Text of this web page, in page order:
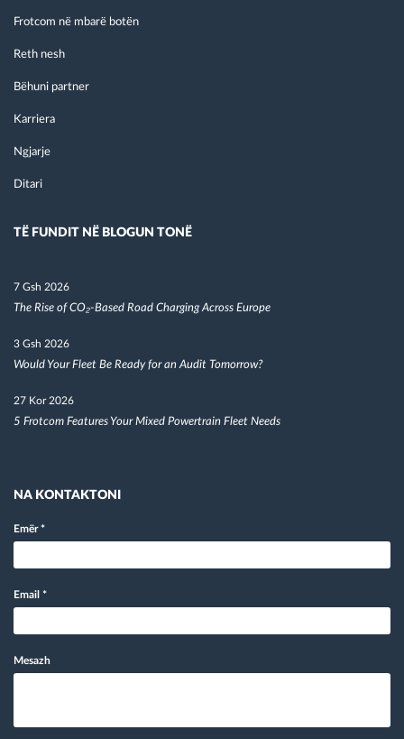
Frotcom në mbarë botën
Reth nesh
Bëhuni partner
Karriera
Ngjarje
Ditari
TË FUNDIT NË BLOGUN TONË
7 Gsh 2026
The Rise of CO₂-Based Road Charging Across Europe
3 Gsh 2026
Would Your Fleet Be Ready for an Audit Tomorrow?
27 Kor 2026
5 Frotcom Features Your Mixed Powertrain Fleet Needs
NA KONTAKTONI
Emër*
Email *
Mesazh